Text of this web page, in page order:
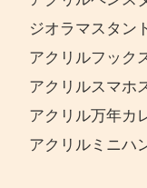
ジオラマスタン
アクリルフック
アクリルスマホ
アクリル万年カ
アクリルミニハ